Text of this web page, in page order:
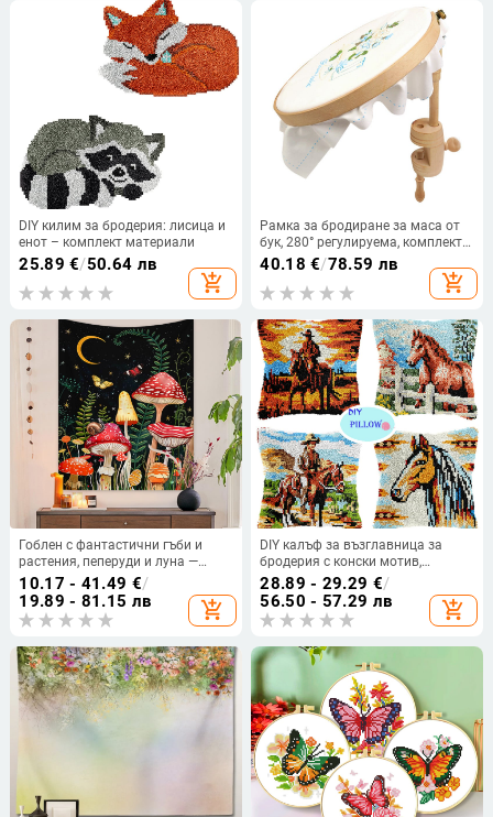
DIY килим за бродерия: лисица и
енот – комплект материали
25.89 €/50.64 лв
add_shopping_cart
Рамка за бродиране за маса от
бук, 280° регулируема, комплект
за кръстат бод
40.18 €/78.59 лв
add_shopping_cart
Гоблен с фантастични гъби и
растения, пеперуди и луна —
декоративен стенен аксесоар за
спалня или дневна
10.17 - 41.49 €/
19.89 - 81.15 лв
add_shopping_cart
DIY калъф за възглавница за
бродерия с конски мотив,
северен стил, комплект
материали
28.89 - 29.29 €/
56.50 - 57.29 лв
add_shopping_cart